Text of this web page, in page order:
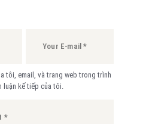
tôi, email, và trang web trong trình
luận kế tiếp của tôi.